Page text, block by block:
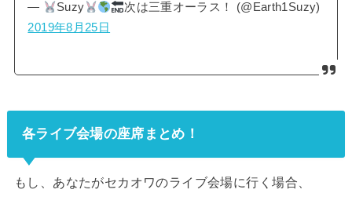
— Suzy
次は三重オーラス！ (@Earth1Suzy)
2019年8月25日
各ライブ会場の座席まとめ！
もし、あなたがセカオワのライブ会場に行く場合、